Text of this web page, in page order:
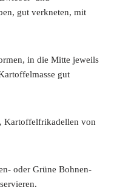
gut verkneten, mit
in die Mitte jeweils
gut
Kartoffelfrikadellen von
oder Grüne Bohnen-